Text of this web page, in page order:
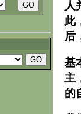
人
此
后
基
主
的